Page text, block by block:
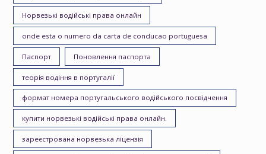
Норвезькі водійські права онлайн
onde esta o numero da carta de conducao portuguesa
Паспорт Поновлення паспорта
теорія водіння в португалії
формат номера португальського водійського посвідчення
купити норвезькі водійські права онлайн.
зареєстрована норвезька ліцензія